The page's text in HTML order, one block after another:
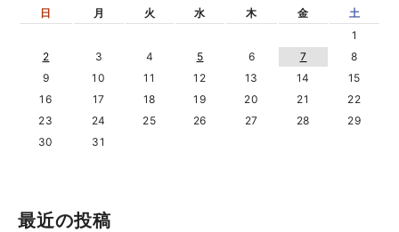
日
月 火 水 木 金
土
1
2
3 4 5 6 7
8
9
10 11 12 13 14
15
16
17 18 19 20 21
22
23
24 25 26 27 28
29
30
31
最近の投稿